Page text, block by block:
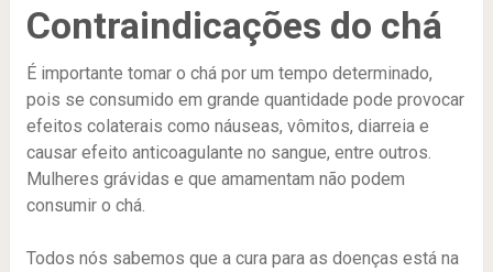
Contraindicações do chá
É importante tomar o chá por um tempo determinado,
pois se consumido em grande quantidade pode provocar
efeitos colaterais como náuseas, vômitos, diarreia e
causar efeito anticoagulante no sangue, entre outros.
Mulheres grávidas e que amamentam não podem
consumir o chá.
Todos nós sabemos que a cura para as doenças está na